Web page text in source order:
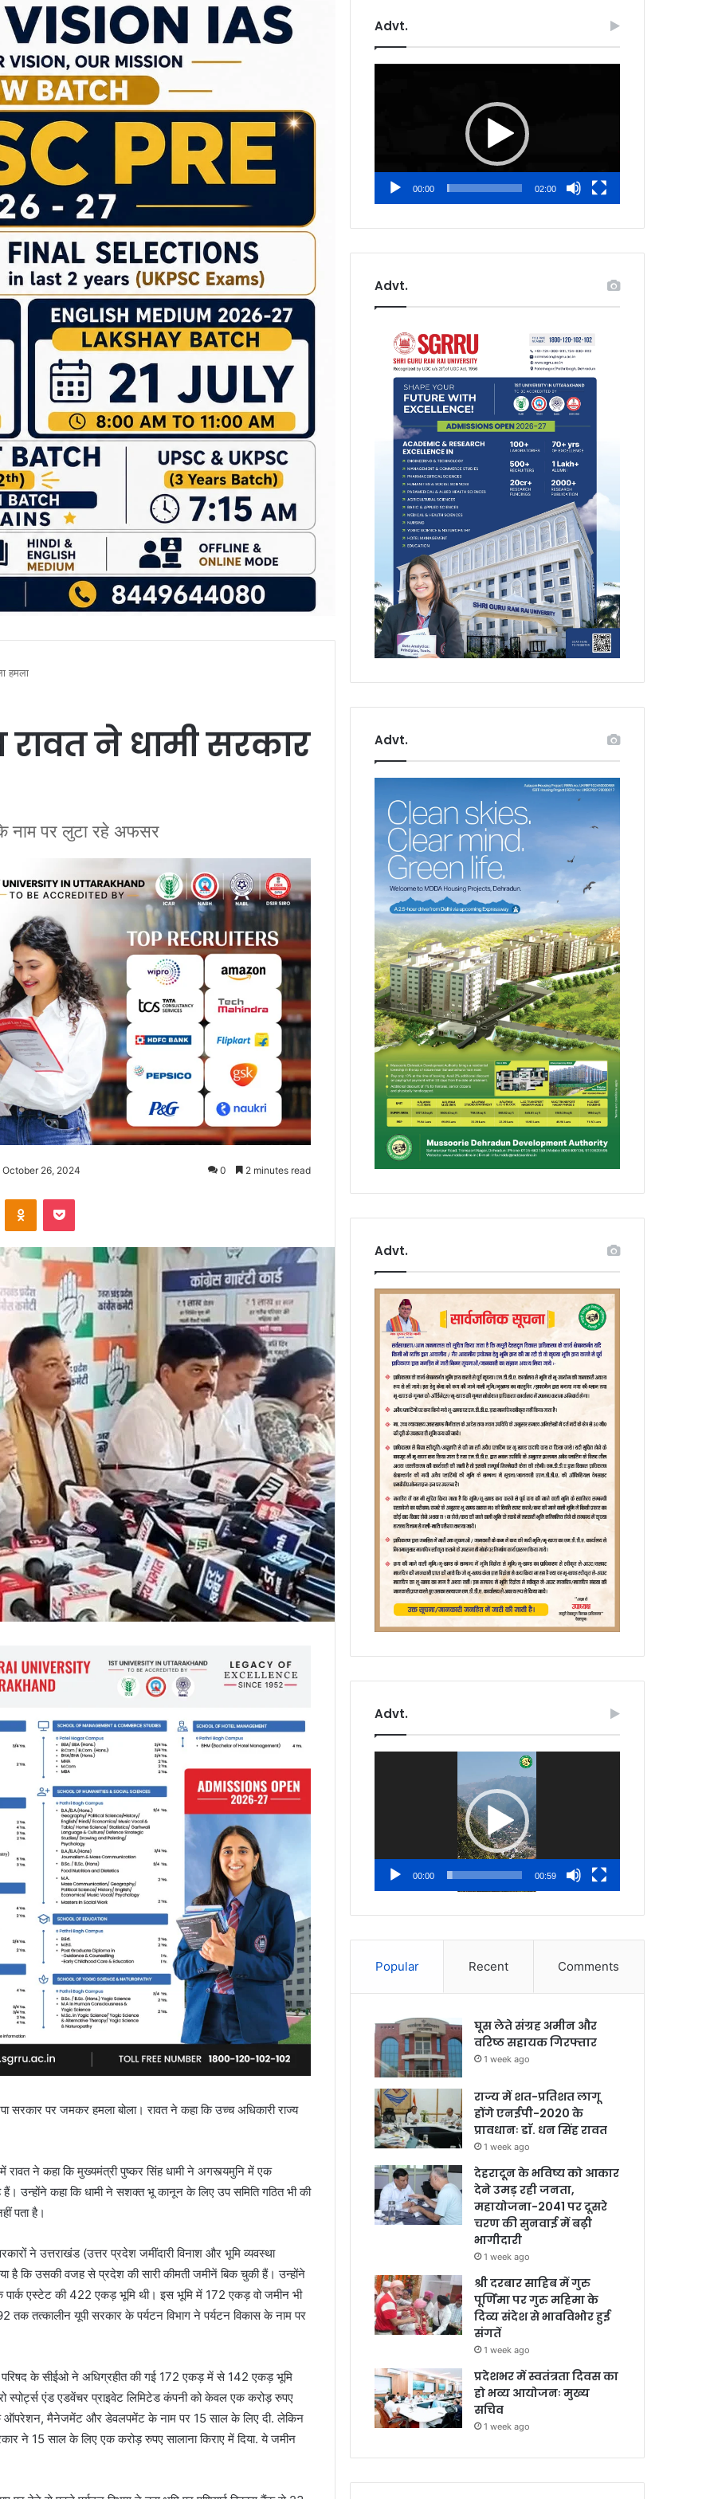
हमला
ने धामी सरकार
नाम पर लुटा रहे अफसर
26, 2024 0 2 minutes read
सरकार पर जमकर हमला बोला। रावत ने कहा कि उच्च अधिकारी राज्य
ने कहा कि मुख्यमंत्री पुष्कर सिंह धामी ने अगस्त्यमुनि में एक
उन्होंने कहा कि धामी ने सशक्त भू कानून के लिए उप समिति गठित भी की
पता है।
ने उत्तराखंड (उत्तर प्रदेश जमींदारी विनाश और भूमि व्यवस्था
कि उसकी वजह से प्रदेश की सारी कीमती जमीनें बिक चुकी हैं। उन्होंने
पार्क एस्टेट की 422 एकड़ भूमि थी। इस भूमि में 172 एकड़ वो जमीन भी
तत्कालीन यूपी सरकार के पर्यटन विभाग ने पर्यटन विकास के नाम पर
परिषद के सीईओ ने अधिग्रहीत की गई 172 एकड़ में से 142 एकड़ भूमि
स्पोर्ट्स एंड एडवेंचर प्राइवेट लिमिटेड कंपनी को केवल एक करोड़ रुपए
के ऑपरेशन, मैनेजमेंट और डेवलपमेंट के नाम पर 15 साल के लिए दी. लेकिन
ने 15 साल के लिए एक करोड़ रुपए सालाना किराए में दिया. ये जमीन
Advt.
00:00 02:00
Advt.
Advt.
Advt.
Advt.
00:00 00:59
Popular Recent Comments
घूस लेते संग्रह अमीन और
वरिष्ठ सहायक गिरफ्तार
1 week ago
राज्य में शत-प्रतिशत लागू
होंगे एनईपी-2020 के
प्रावधानः डाॅ. धन सिंह रावत
1 week ago
देहरादून के भविष्य को आकार
देने उमड़ रही जनता,
महायोजना-2041 पर दूसरे
चरण की सुनवाई में बढ़ी
भागीदारी
1 week ago
श्री दरबार साहिब में गुरु
पूर्णिमा पर गुरु महिमा के
दिव्य संदेश से भावविभोर हुई
संगतें
1 week ago
प्रदेशभर में स्वतंत्रता दिवस का
हो भव्य आयोजनः मुख्य
सचिव
1 week ago